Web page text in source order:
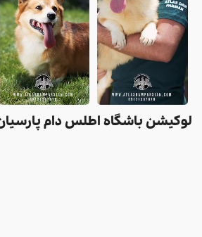
لوکیشن باشگاه اطلس دام